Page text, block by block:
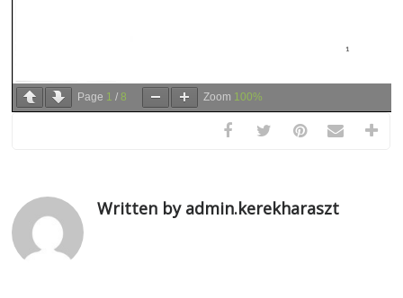
Page 1 /8 Zoom 100%
Written by admin.kerekharaszt